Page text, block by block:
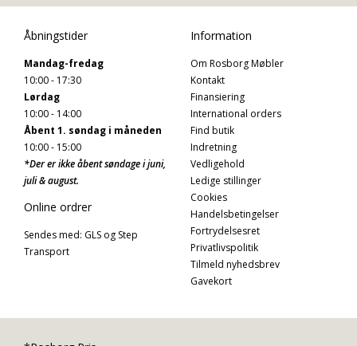
Åbningstider
Mandag-fredag
10:00 - 17:30
Lørdag
10:00 - 14:00
Åbent 1. søndag i måneden
10:00 - 15:00
*Der er ikke åbent søndage i juni,
juli & august.
Online ordrer
Sendes med: GLS og Step
Transport
Information
Om Rosborg Møbler
Kontakt
Finansiering
International orders
Find butik
Indretning
Vedligehold
Ledige stillinger
Cookies
Handelsbetingelser
Fortrydelsesret
Privatlivspolitik
Tilmeld nyhedsbrev
Gavekort